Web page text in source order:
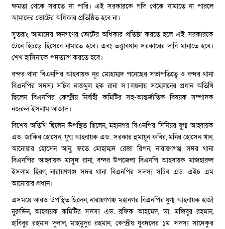
ক্ষমতা থেকে সরাতে না পারি। এই সরকারকে গদি থেকে নামাতে না পারলে
আমাদের ভোটের অধিকার প্রতিষ্ঠিত হবে না।
সুতরাং আমাদের জনগণের ভোটের অধিকার প্রতিষ্ঠা করতে হলে এই সরকারকে
টেনে হিচড়ে হিসেবে নামাতে হবে। এবং তত্ত্বাবধান সরকারের দাবি মানাতে হবে।
শেখ হাসিনাকে পদত্যাগ করতে হবে।
বন্দর থানা বিএনপির আহবায়ক নূর মোহাম্মদ পনেছের সভাপতিত্বে ও বন্দর থানা
বিএনপির সদস্য সচিব নাজমুল হক রানা স ালয়নায় সম্মেলনের প্রধান অতিথি
ছিলেন বিএনপির কেন্দ্রীয় নির্বাহী কমিটির সহ-আন্তর্জাতিক বিষয়ক সম্পাদক
নজরুল ইসলাম আজাদ।
বিশেষ অতিথি ছিলেন উপস্থিত ছিলেন, মহানগর বিএনপির সিনিয়র যুগ্ম আহ্বায়ক
এড. জাকির হোসেন, যুগ্ম আহ্বায়ক এড. সরকার হুমায়ূন কবির, মনির হোসেন খান,
আনোয়ার হোসেন আনু, ফতে মোহাম্মদ রেজা রিপন, নারায়ণগঞ্জ সদর থানা
বিএনপির আহ্বায়ক মাসুদ রানা, বন্দর উপজেলা বিএনপি আহবায়ক মাজহারুল
ইসলাম হিরণ, নারায়ণগঞ্জ সদর থানা বিএনপির সদস্য সচিব এড. এইচ এম
আনোয়ার প্রধান।
এসময়ে আরও উপস্থিত ছিলেন, নারায়ণগঞ্জ মহানগর বিএনপির যুগ্ম আহ্বায়ক হাজী
নুরুদ্দিন, আহ্বায়ক কমিটির সদস্য এড. রফিক আহমেদ, ডা. মজিবুর রহমান,
হাবিবুর রহমান দুলাল, মাহমুদুর রহমান, কেন্দ্রীয় যুবদলের ১ম সদস্য সাদেকুর